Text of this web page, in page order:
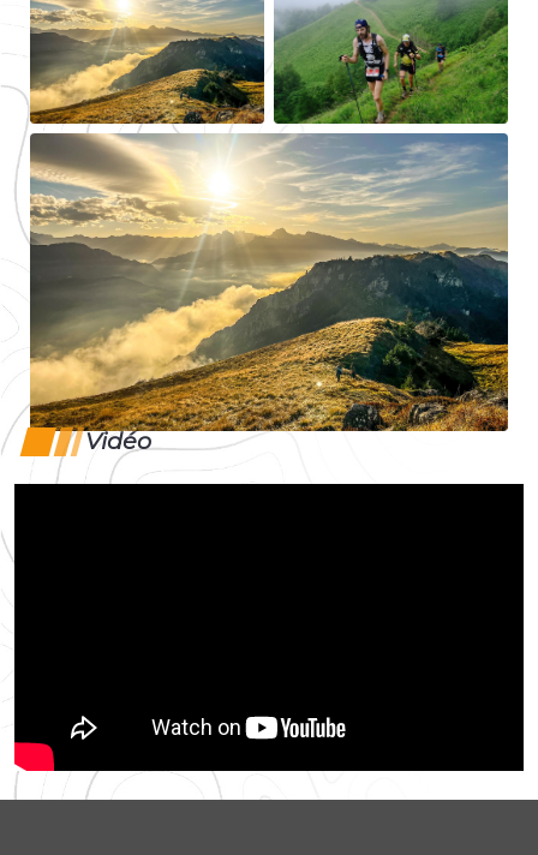
Vidéo